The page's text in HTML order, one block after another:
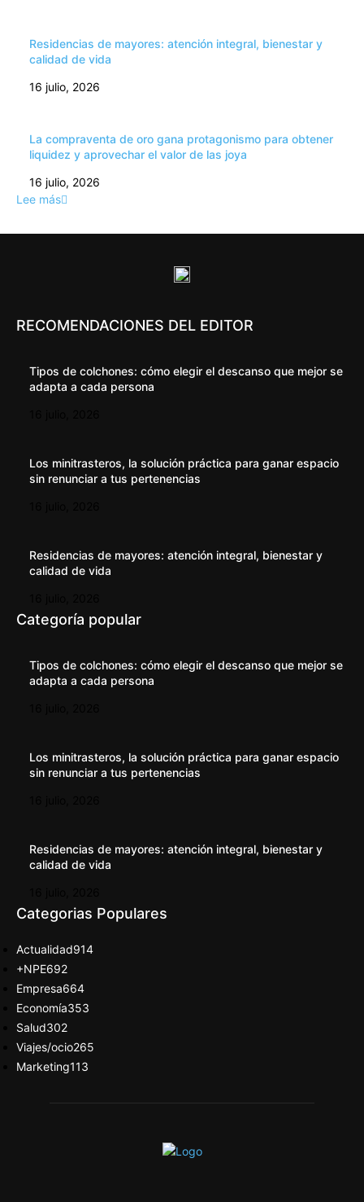
Residencias de mayores: atención integral, bienestar y
calidad de vida
16 julio, 2026
La compraventa de oro gana protagonismo para obtener
liquidez y aprovechar el valor de las joya
16 julio, 2026
Lee más
RECOMENDACIONES DEL EDITOR
Tipos de colchones: cómo elegir el descanso que mejor se
adapta a cada persona
Los minitrasteros, la solución práctica para ganar espacio
sin renunciar a tus pertenencias
Residencias de mayores: atención integral, bienestar y
calidad de vida
Categoría popular
Tipos de colchones: cómo elegir el descanso que mejor se
adapta a cada persona
Los minitrasteros, la solución práctica para ganar espacio
sin renunciar a tus pertenencias
Residencias de mayores: atención integral, bienestar y
calidad de vida
Categorias Populares
Actualidad914
+NPE692
Empresa664
Economía353
Salud302
Viajes/ocio265
Marketing113